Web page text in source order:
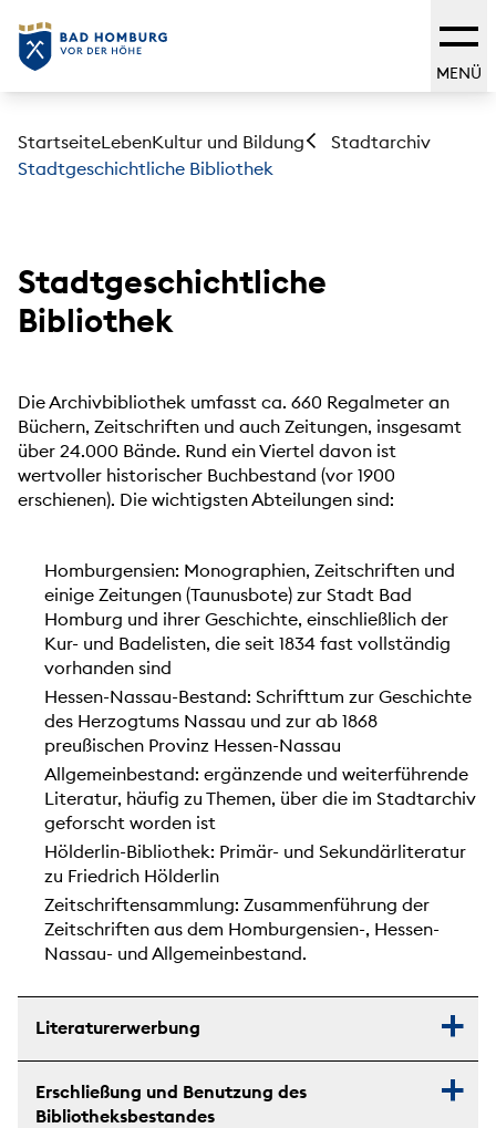
MENÜ
StartseiteLebenKultur und Bildung
Stadtarchiv
Stadtgeschichtliche Bibliothek
Stadtgeschichtliche
Bibliothek
Die Archivbibliothek umfasst ca. 660 Regalmeter an
Büchern, Zeitschriften und auch Zeitungen, insgesamt
über 24.000 Bände. Rund ein Viertel davon ist
wertvoller historischer Buchbestand (vor 1900
erschienen). Die wichtigsten Abteilungen sind:
Homburgensien: Monographien, Zeitschriften und
einige Zeitungen (Taunusbote) zur Stadt Bad
Homburg und ihrer Geschichte, einschließlich der
Kur- und Badelisten, die seit 1834 fast vollständig
vorhanden sind
Hessen-Nassau-Bestand: Schrifttum zur Geschichte
des Herzogtums Nassau und zur ab 1868
preußischen Provinz Hessen-Nassau
Allgemeinbestand: ergänzende und weiterführende
Literatur, häufig zu Themen, über die im Stadtarchiv
geforscht worden ist
Hölderlin-Bibliothek: Primär- und Sekundärliteratur
zu Friedrich Hölderlin
Zeitschriftensammlung: Zusammenführung der
Zeitschriften aus dem Homburgensien-, Hessen-
Nassau- und Allgemeinbestand.
Literaturerwerbung
Erschließung und Benutzung des
Bibliotheksbestandes